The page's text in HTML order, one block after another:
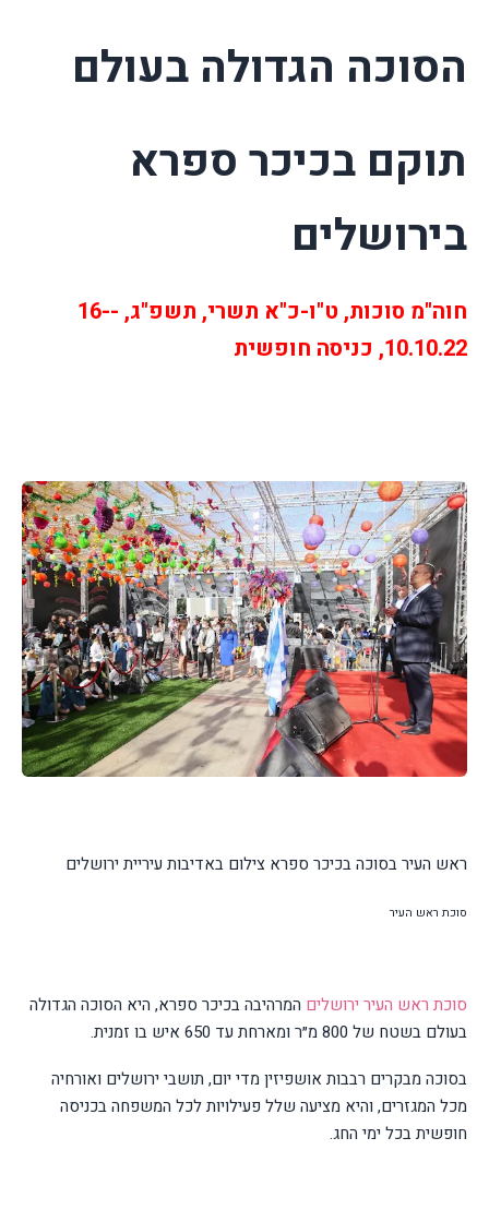
הסוכה הגדולה בעולם
תוקם בכיכר ספרא
בירושלים
חוה"מ סוכות, ט"ו-כ"א תשרי, תשפ"ג, -16-
10.10.22, כניסה חופשית
ראש העיר בסוכה בכיכר ספרא צילום באדיבות עיריית ירושלים
סוכת ראש העיר
סוכת ראש העיר ירושלים המרהיבה בכיכר ספרא, היא הסוכה הגדולה
בעולם בשטח של 800 מ״ר ומארחת עד 650 איש בו זמנית.
בסוכה מבקרים רבבות אושפיזין מדי יום, תושבי ירושלים ואורחיה
מכל המגזרים, והיא מציעה שלל פעילויות לכל המשפחה בכניסה
חופשית בכל ימי החג.